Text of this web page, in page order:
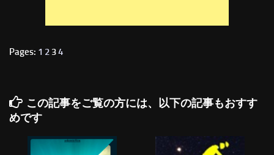
Pages: 1 2 34
この記事をご覧の方には、以下の記事もおすす
めです